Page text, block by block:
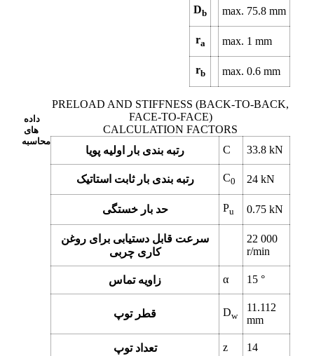
Db max. 75.8mm
ra max. 1mm
rb max. 0.6mm
داده
های
محاسبه
رتبه بندی بار اولیه پویا C 33.8kN
رتبه بندی بار ثابت استاتیک C0 24kN
حد بار خستگی Pu 0.75kN
سرعت قابل دستیابی برای روغن
کاری چربی
22 000
r/min
زاویه تماس α 15°
قطر توپ Dw
11.112
mm
تعداد توپ z 14
PRELOAD AND STIFFNESS (BACK-TO-BACK,
FACE-TO-FACE)
CALCULATION FACTORS